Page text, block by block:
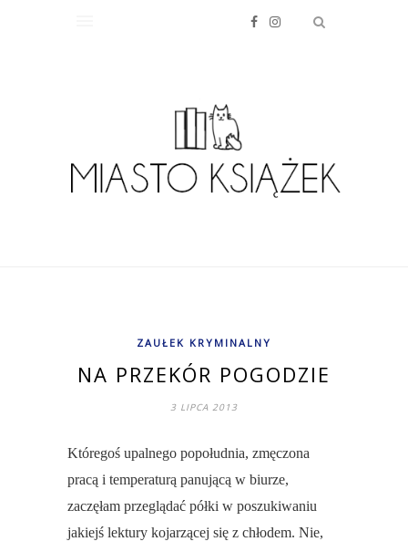
ZAUŁEK KRYMINALNY
NA PRZEKÓR POGODZIE
3 LIPCA 2013
Któregoś upalnego popołudnia, zmęczona
pracą i temperaturą panującą w biurze,
zaczęłam przeglądać półki w poszukiwaniu
jakiejś lektury kojarzącej się z chłodem. Nie,